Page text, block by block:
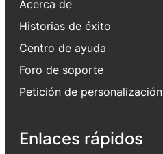
Acerca de
Historias de éxito
Centro de ayuda
Foro de soporte
Petición de personalización
Enlaces rápidos